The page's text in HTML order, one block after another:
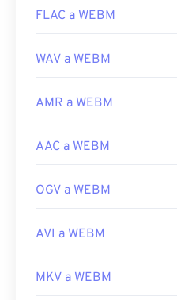
FLAC a WEBM
WAV a WEBM
AMR a WEBM
AAC a WEBM
OGV a WEBM
AVI a WEBM
MKV a WEBM